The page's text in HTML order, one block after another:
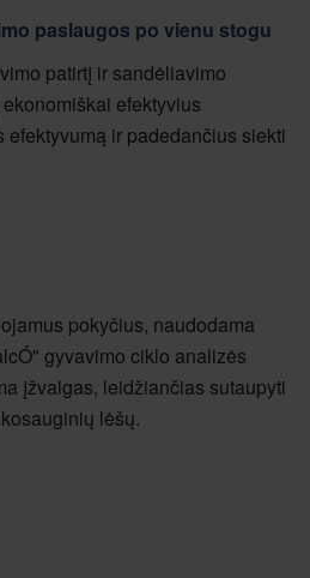
paslaugos po vienu stogu
patirtį ir sandėliavimo
efektyvius
ir padedančius siekti
pokyčius, naudodama
gyvavimo ciklo analizės
įžvalgas, leidžiančias sutaupyti
lėšų.